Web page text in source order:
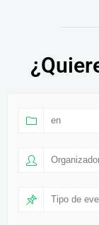
en
Tipo de